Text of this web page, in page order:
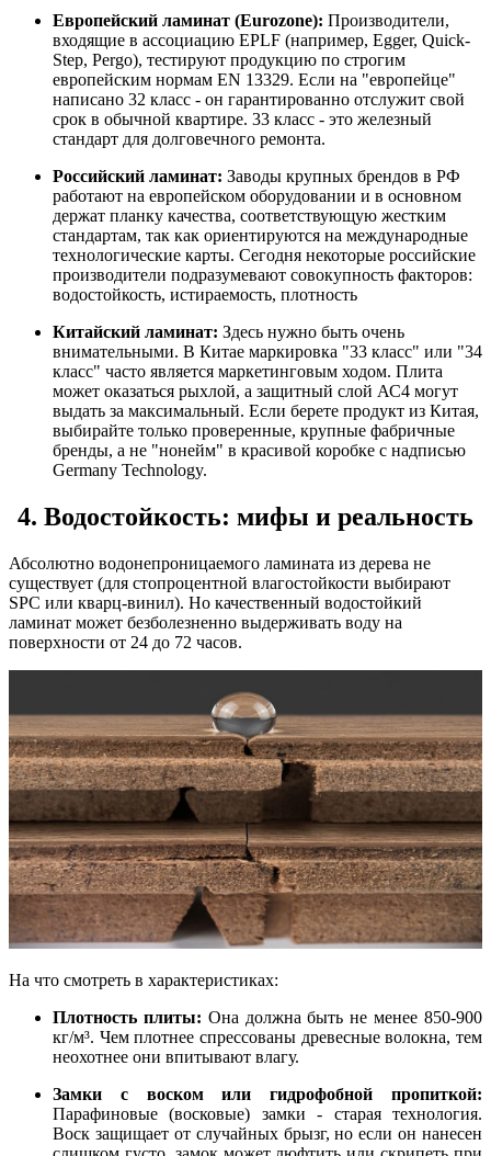
Европейский ламинат (Eurozone): Производители,
входящие в ассоциацию EPLF (например, Egger, Quick-
Step, Pergo), тестируют продукцию по строгим
европейским нормам EN 13329. Если на "европейце"
написано 32 класс - он гарантированно отслужит свой
срок в обычной квартире. 33 класс - это железный
стандарт для долговечного ремонта.
Российский ламинат: Заводы крупных брендов в РФ
работают на европейском оборудовании и в основном
держат планку качества, соответствующую жестким
стандартам, так как ориентируются на международные
технологические карты. Сегодня некоторые российские
производители подразумевают совокупность факторов:
водостойкость, истираемость, плотность
Китайский ламинат: Здесь нужно быть очень
внимательными. В Китае маркировка "33 класс" или "34
класс" часто является маркетинговым ходом. Плита
может оказаться рыхлой, а защитный слой АС4 могут
выдать за максимальный. Если берете продукт из Китая,
выбирайте только проверенные, крупные фабричные
бренды, а не "нонейм" в красивой коробке с надписью
Germany Technology.
4. Водостойкость: мифы и реальность
Абсолютно водонепроницаемого ламината из дерева не
существует (для стопроцентной влагостойкости выбирают
SPC или кварц-винил). Но качественный водостойкий
ламинат может безболезненно выдерживать воду на
поверхности от 24 до 72 часов.
На что смотреть в характеристиках:
Плотность плиты: Она должна быть не менее 850-900
кг/м³. Чем плотнее спрессованы древесные волокна, тем
неохотнее они впитывают влагу.
Замки с воском или гидрофобной пропиткой:
Парафиновые (восковые) замки - старая технология.
Воск защищает от случайных брызг, но если он нанесен